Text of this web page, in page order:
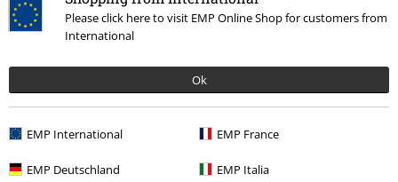
Please click here to visit EMP Online Shop for customers from
International
Ok
EMP International EMP France
EMP Deutschland EMP Italia
Vestidos Cortos